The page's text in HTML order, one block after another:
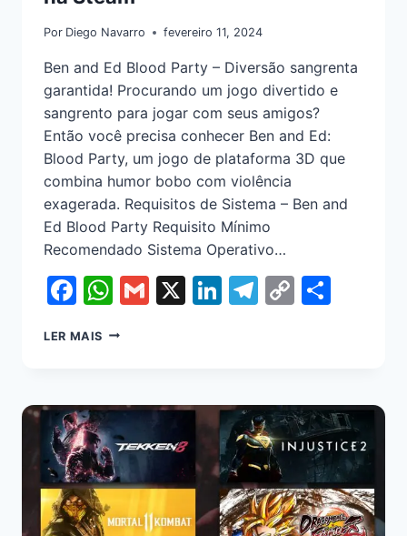
Por Diego Navarro fevereiro 11, 2024
Ben and Ed Blood Party – Diversão sangrenta
garantida! Procurando um jogo divertido e
sangrento para jogar com seus amigos?
Então você precisa conhecer Ben and Ed:
Blood Party, um jogo de plataforma 3D que
combina humor bobo com violência
exagerada. Requisitos de Sistema – Ben and
Ed Blood Party Requisito Mínimo
Recomendado Sistema Operativo…
Facebook
WhatsApp
Gmail
X LinkedIn
Telegram
Copy
LER MAIS